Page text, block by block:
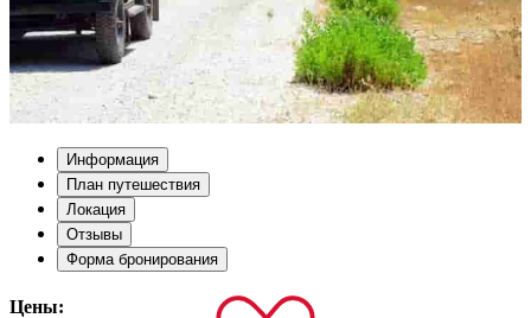
Информация
План путешествия
Локация
Отзывы
Форма бронирования
Цены: